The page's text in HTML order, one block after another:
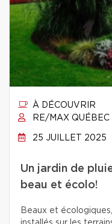
À DÉCOUVRIR
RE/MAX QUÉBEC
25 JUILLET 2025
Un jardin de
beau et écolo!
Beaux et